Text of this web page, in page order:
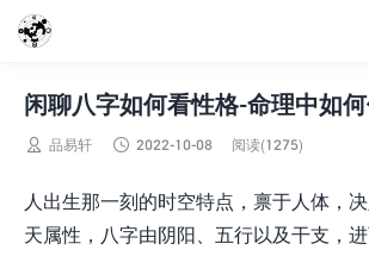
闲聊八字如何看性格-命理中如
 品易轩  2022-10-08 阅读(1275)
人出生那一刻的时空特点，禀于人体，
天属性，八字由阴阳、五行以及干支，